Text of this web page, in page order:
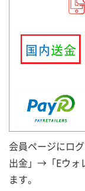
会員ページにロ
出金」→「Eウォ
ます。